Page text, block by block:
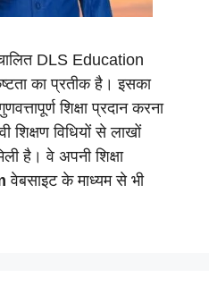
DLS Education
का प्रतीक है। इसका
शिक्षा प्रदान करना
शिक्षण विधियों से लाखों
है। वे अपनी शिक्षा
वेबसाइट के माध्यम से भी